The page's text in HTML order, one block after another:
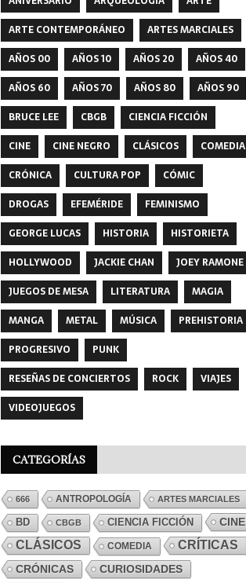
ARTE CONTEMPORÁNEO
ARTES MARCIALES
AÑOS 00
AÑOS 10 AÑOS 20
AÑOS 40
AÑOS 60
AÑOS 70 AÑOS 80
AÑOS 90
BRUCE LEE
CBGB
CIENCIA FICCIÓN
CINE
CINE NEGRO CLÁSICOS
COMEDIA
CRÓNICA
CULTURA POP
CÓMIC
DROGAS
EFEMÉRIDE
FEMINISMO
GEORGE LUCAS
HISTORIA
HISTORIETA
HOLLYWOOD
JACKIE CHAN
JOEY RAMONE
JUEGOS DE MESA
LITERATURA
MAGIA
MANGA
METAL MÚSICA
PREHISTORIA
PROGRESIVO
PUNK
RESEÑAS DE CONCIERTOS
ROCK
VIAJES
VIDEOJUEGOS
CATEGORÍAS
666 ANTROPOLOGÍA ARTES MARCIALES
BD CBGB CIENCIA FICCIÓN CINE
CLÁSICOS COMEDIA CRÍTICAS
CRÓNICAS CURIOSIDADES